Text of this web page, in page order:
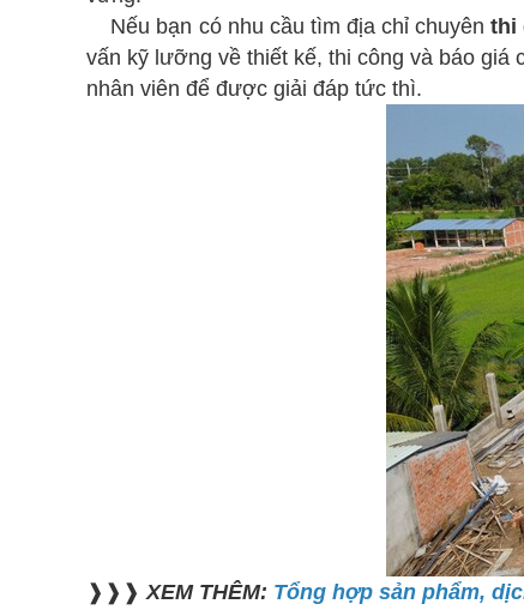
Nếu bạn có nhu cầu tìm địa chỉ chuyênthi
vấn kỹ lưỡng về thiết kế, thi công và báo giá
nhân viên để được giải đáp tức thì.
❱❱❱XEM THÊM: Tổng hợp sản phẩm,